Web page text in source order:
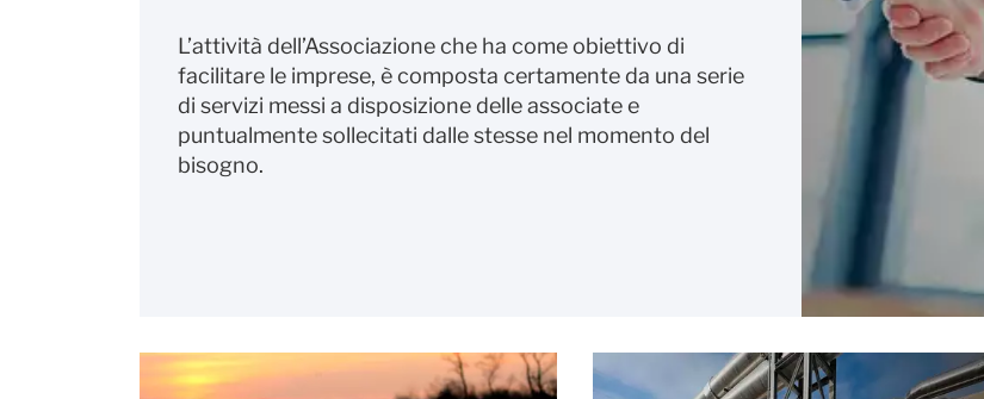
L’attività dell’Associazione che ha come obiettivo di
facilitare le imprese, è composta certamente da una serie
di servizi messi a disposizione delle associate e
puntualmente sollecitati dalle stesse nel momento del
bisogno.